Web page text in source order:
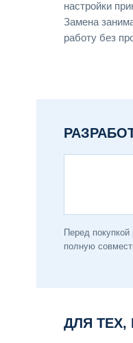
настройки
Замена
работу без
Перед
полную
ДЛЯ ТЕХ,